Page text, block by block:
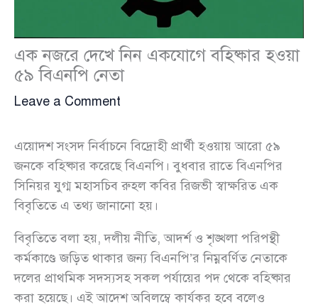
এক নজরে দেখে নিন একযোগে বহিষ্কার হওয়া
৫৯ বিএনপি নেতা
Leave a Comment
এয়োদশ সংসদ নির্বাচনে বিদ্রোহী প্রার্থী হওয়ায় আরো ৫৯
জনকে বহিষ্কার করেছে বিএনপি। বুধবার রাতে বিএনপির
সিনিয়র যুগ্ম মহাসচিব রুহল কবির রিজভী স্বাক্ষরিত এক
বিবৃতিতে এ তথ্য জানানো হয়।
বিবৃতিতে বলা হয়, দলীয় নীতি, আদর্শ ও শৃঙ্খলা পরিপন্থী
কর্মকাণ্ডে জড়িত থাকার জন্য বিএনপি’র নিম্নবর্ণিত নেতাকে
দলের প্রাথমিক সদস্যসহ সকল পর্যায়ের পদ থেকে বহিষ্কার
করা হয়েছে। এই আদেশ অবিলম্বে কার্যকর হবে বলেও